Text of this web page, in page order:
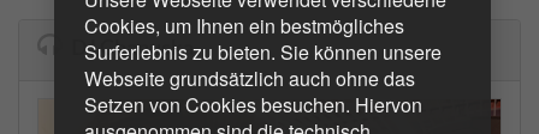
Cookies, um Ihnen ein bestmögliches
Surferlebnis zu bieten. Sie können unsere
Webseite grundsätzlich auch ohne das
Setzen von Cookies besuchen. Hiervon
DJ Chanuska